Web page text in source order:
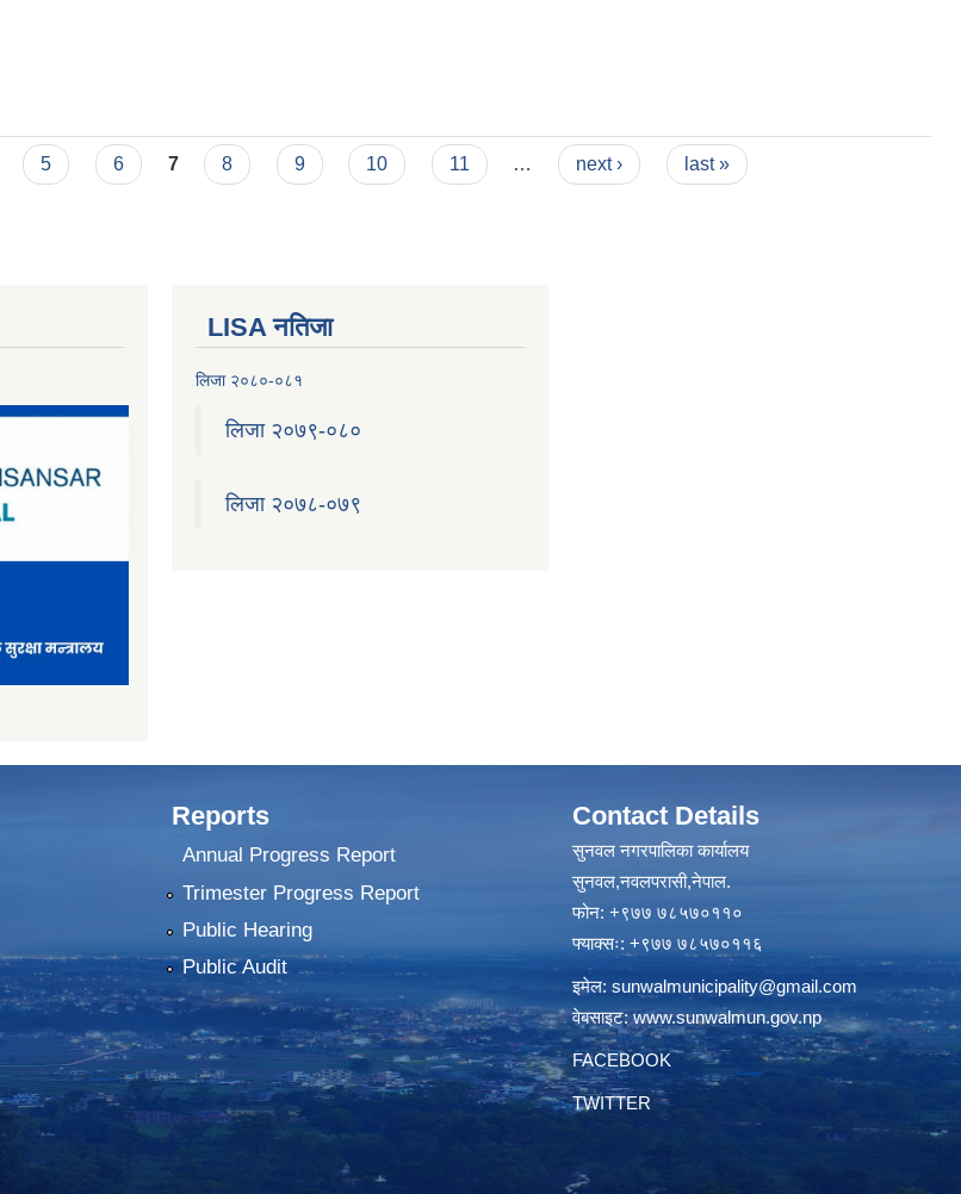
5 6 7 8 9 10 11 … next › last »
LISA नतिजा
लिजा २०८०-०८१
लिजा २०७९-०८०
लिजा २०७८-०७९
Reports
Annual Progress Report
Trimester Progress Report
Public Hearing
Public Audit
Contact Details
सुनवल नगरपालिका कार्यालय
सुनवल,नवलपरासी,नेपाल.
फोन: +९७७ ७८५७०११०
फ्याक्सः: +९७७ ७८५७०११६
इमेल: sunwalmunicipality@gmail.com
वेबसाइट:www.sunwalmun.gov.np
FACEBOOK
TWITTER